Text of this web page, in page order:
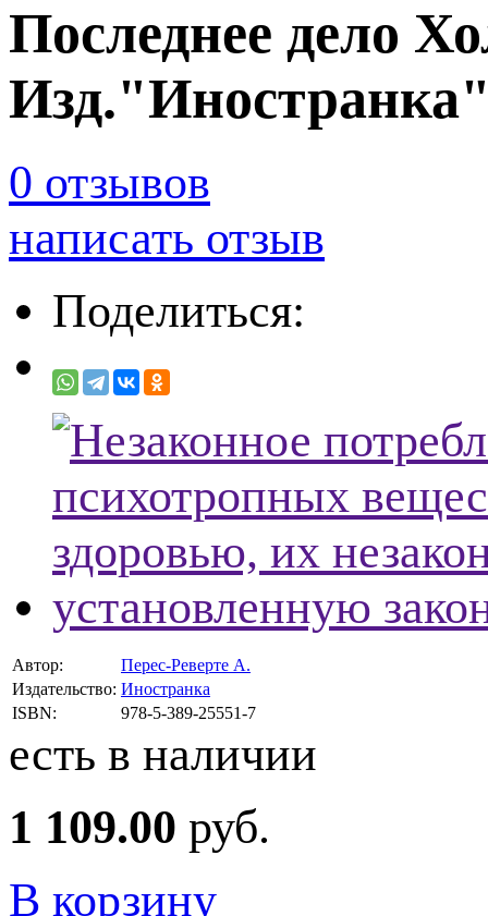
Последнее дело
0 отзывов
написать отзыв
Поделиться:
Автор:
Перес-Реверте А.
Издательство: Иностранка
ISBN:
978-5-389-25551-7
есть в наличии
1 109.00 руб.
В корзину